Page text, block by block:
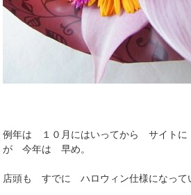
例年は １０月にはいってから サイトに
が 今年は 早め。
店頭も すでに ハロウィン仕様になって